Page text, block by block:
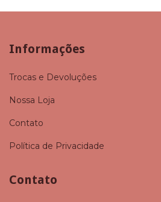
Informações
Trocas e Devoluções
Nossa Loja
Contato
Política de Privacidade
Contato